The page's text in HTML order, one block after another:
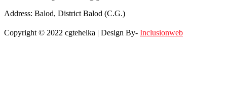
Address: Balod, District Balod (C.G.)
Copyright © 2022 cgtehelka | Design By- Inclusionweb